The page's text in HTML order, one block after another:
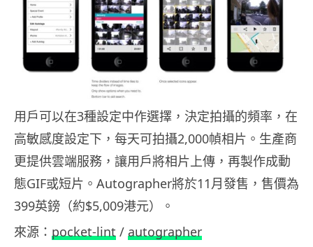
用戶可以在3種設定中作選擇，決定拍攝的頻率，在
高敏感度設定下，每天可拍攝2,000幀相片。生產商
更提供雲端服務，讓用戶將相片上傳，再製作成動
態GIF或短片。Autographer將於11月發售，售價為
399英鎊（約$5,009港元）。
來源： pocket-lint / autographer